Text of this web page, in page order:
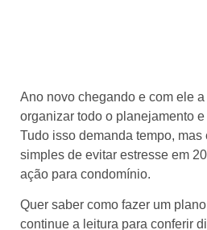
Ano novo chegando e com ele
organizar todo o planejamento
Tudo isso demanda tempo, mas
simples de evitar estresse em
ação para condomínio.
Quer saber como fazer um
continue a leitura para conferir